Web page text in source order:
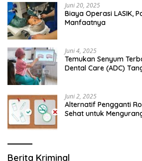
Juni 20, 2025
Biaya Operasi LASIK,
Manfaatnya
Juni 4, 2025
Temukan Senyum
Dental Care (ADC)
Juni 2, 2025
Alternatif Pengganti
Sehat untuk
Berita Kriminal